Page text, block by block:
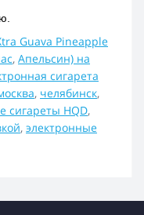
Guava Pineapple
, Апельсин) на
сигарета
, челябинск,
сигареты HQD,
, электронные